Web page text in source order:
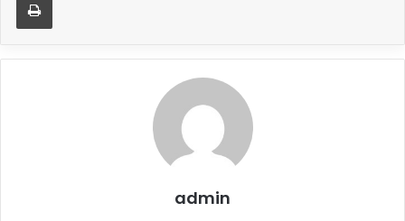
admin